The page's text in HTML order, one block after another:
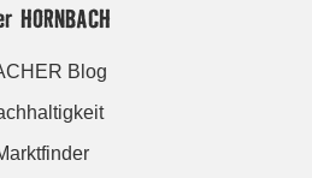
HORNBACH
Blog